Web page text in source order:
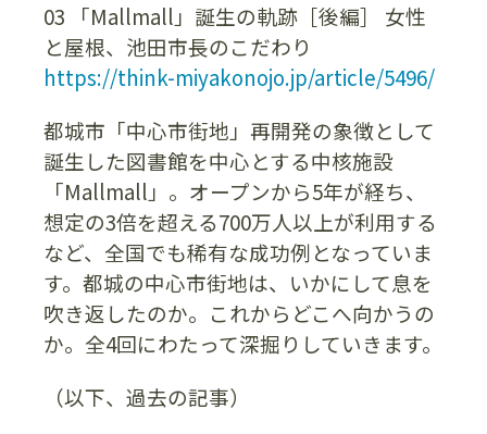
03 「Mallmall」誕生の軌跡［後編］ 女性
と屋根、池田市長のこだわり
https://think-miyakonojo.jp/article/5496/
都城市「中心市街地」再開発の象徴として
誕生した図書館を中心とする中核施設
「Mallmall」。オープンから5年が経ち、
想定の3倍を超える700万人以上が利用する
など、全国でも稀有な成功例となっていま
す。都城の中心市街地は、いかにして息を
吹き返したのか。これからどこへ向かうの
か。全4回にわたって深掘りしていきます。
（以下、過去の記事）